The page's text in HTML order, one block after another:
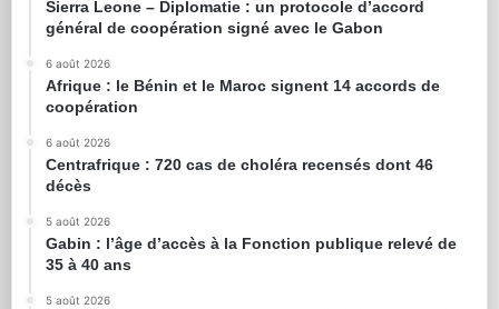
Sierra Leone – Diplomatie : un protocole d’accord
général de coopération signé avec le Gabon
6 août 2026
Afrique : le Bénin et le Maroc signent 14 accords de
coopération
6 août 2026
Centrafrique : 720 cas de choléra recensés dont 46
décès
5 août 2026
Gabin : l’âge d’accès à la Fonction publique relevé de
35 à 40 ans
5 août 2026